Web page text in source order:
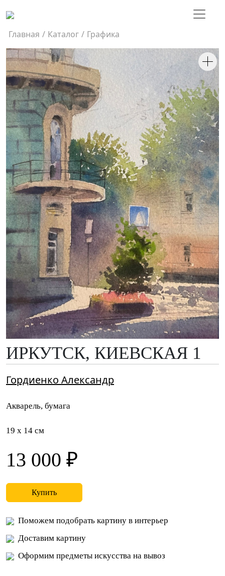
Главная / Каталог / Графика
ИРКУТСК, КИЕВСКАЯ 1
Гордиенко Александр
Акварель, бумага
19 x 14 см
13 000 ₽
Купить
Поможем подобрать картину в интерьер
Доставим картину
Оформим предметы искусства на вывоз